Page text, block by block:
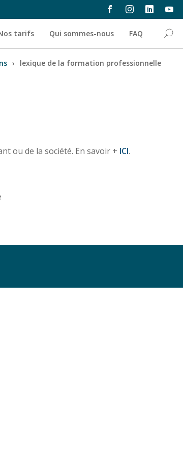
tarifs Qui sommes-nous FAQ
› lexique de la formation professionnelle
ou de la société. En savoir + ICI.